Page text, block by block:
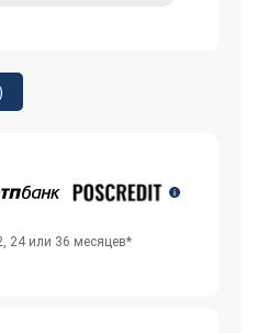
24 или 36 месяцев*